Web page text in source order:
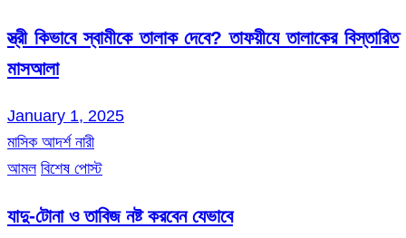
স্ত্রী কিভাবে স্বামীকে তালাক দেবে? তাফয়ীযে তালাকের বিস্তারিত
মাসআলা
January 1, 2025
মাসিক আদর্শ নারী
আমল বিশেষ পোস্ট
যাদু-টোনা ও তাবিজ নষ্ট করবেন যেভাবে